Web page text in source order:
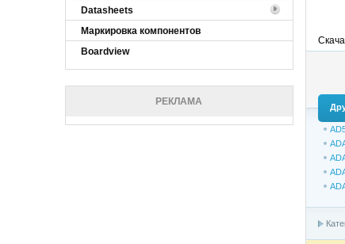
Datasheets
Маркировка компонентов
Boardview
РЕКЛАМА